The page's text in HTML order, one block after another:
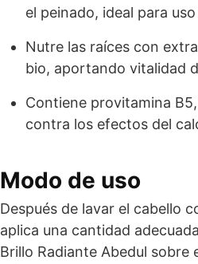
el peinado, ideal para
Nutre las raíces con
bio, aportando vitalidad
Contiene provitamina
contra los efectos del
Modo de uso
Después de lavar el cabello
aplica una cantidad
Brillo Radiante Abedul sobre